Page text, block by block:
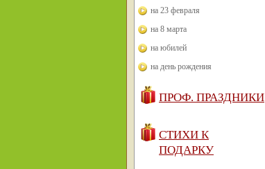
на 23 февраля
на 8 марта
на юбилей
на день рождения
ПРОФ. ПРАЗДНИКИ
СТИХИ К
ПОДАРКУ